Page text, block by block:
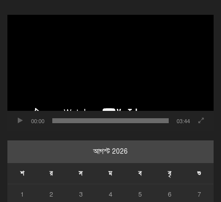
00:00 03:44
আগস্ট 2026
শ র স ম ব বৃ শু
1 2 3 4 5 6 7